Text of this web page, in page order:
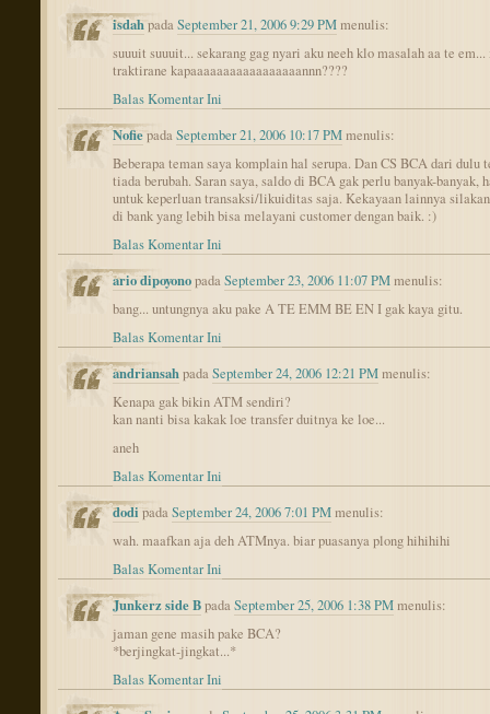
isdahpadaSeptember 21, 2006 9:29 PMmenulis:
suuuit suuuit... sekarang gag nyari aku neeh klo masalah aa te
traktirane kapaaaaaaaaaaaaaaaaannn????
Balas Komentar Ini
NofiepadaSeptember 21, 2006 10:17 PMmenulis:
Beberapa teman saya komplain hal serupa. Dan CS BCA dari dulu
tiada berubah. Saran saya, saldo di BCA gak perlu banyak-banyak,
untuk keperluan transaksi/likuiditas saja. Kekayaan lainnya
di bank yang lebih bisa melayani customer dengan baik. :)
Balas Komentar Ini
ario dipoyonopadaSeptember 23, 2006 11:07 PMmenulis:
bang... untungnya aku pake A TE EMM BE EN I gak kaya gitu.
Balas Komentar Ini
andriansahpadaSeptember 24, 2006 12:21 PMmenulis:
Kenapa gak bikin ATM sendiri?
kan nanti bisa kakak loe transfer duitnya ke loe...
aneh
Balas Komentar Ini
dodi padaSeptember 24, 2006 7:01 PMmenulis:
wah. maafkan aja deh ATMnya. biar puasanya plong hihihihi
Balas Komentar Ini
Junkerz side BpadaSeptember 25, 2006 1:38 PMmenulis:
jaman gene masih pake BCA?
*berjingkat-jingkat...*
Balas Komentar Ini